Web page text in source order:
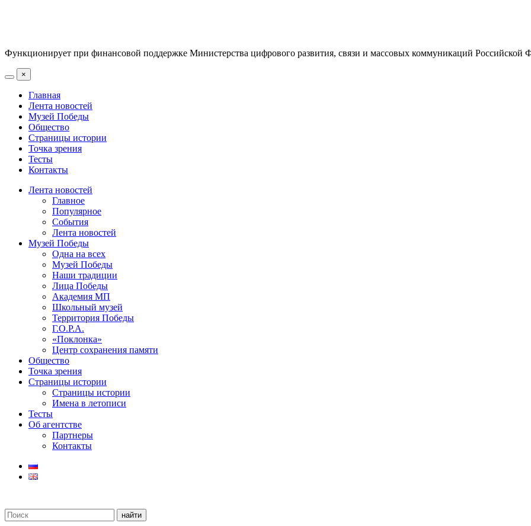
Функционирует при финансовой поддержке Министерства цифрового развития, связи и массовых коммуникаций Российской
×
Главная
Лента новостей
Музей Победы
Общество
Страницы истории
Точка зрения
Тесты
Контакты
Лента новостей
Главное
Популярное
События
Лента новостей
Музей Победы
Одна на всех
Музей Победы
Наши традиции
Лица Победы
Академия МП
Школьный музей
Территория Победы
Г.О.Р.А.
«Поклонка»
Центр сохранения памяти
Общество
Точка зрения
Страницы истории
Страницы истории
Имена в летописи
Тесты
Об агентстве
Партнеры
Контакты